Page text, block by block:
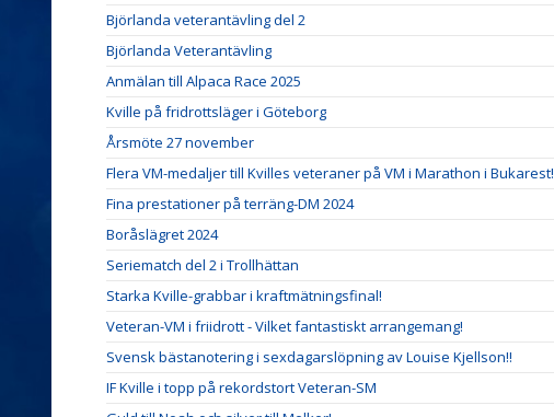
Björlanda veterantävling del 2
Björlanda Veterantävling
Anmälan till Alpaca Race 2025
Kville på fridrottsläger i Göteborg
Årsmöte 27 november
Flera VM-medaljer till Kvilles veteraner på VM i Marathon i Bukarest!
Fina prestationer på terräng-DM 2024
Boråslägret 2024
Seriematch del 2 i Trollhättan
Starka Kville-grabbar i kraftmätningsfinal!
Veteran-VM i friidrott - Vilket fantastiskt arrangemang!
Svensk bästanotering i sexdagarslöpning av Louise Kjellson!!
IF Kville i topp på rekordstort Veteran-SM